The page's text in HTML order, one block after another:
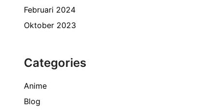
Februari 2024
Oktober 2023
Categories
Anime
Blog